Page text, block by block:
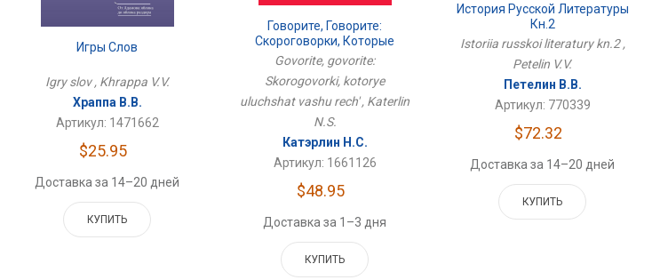
Игры Слов
Igry slov , Khrappa V.V.
Храппа В.В.
Артикул: 1471662
$25.95
Доставка за 14–20 дней
КУПИТЬ
Говорите, Говорите:
Скороговорки, Которые
Улучшат Вашу Речь
Govorite, govorite:
Skorogovorki, kotorye
uluchshat vashu rech' , Katerlin
N.S.
Катэрлин Н.С.
Артикул: 1661126
$48.95
Доставка за 1–3 дня
КУПИТЬ
История Русской Литературы
Кн.2
Istoriia russkoi literatury kn.2 ,
Petelin V.V.
Петелин В.В.
Артикул: 770339
$72.32
Доставка за 14–20 дней
КУПИТЬ